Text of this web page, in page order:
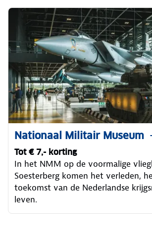
Nationaal Militair Museum
Tot € 7,- korting
In het NMM op de voormalige
Soesterberg komen het verleden,
toekomst van de Nederlandse
leven.